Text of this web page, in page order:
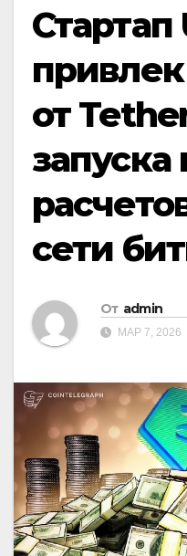
Стартап
от
сети
От admin
МАР 7, 2026